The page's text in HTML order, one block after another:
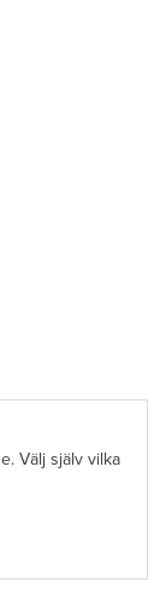
Välj själv vilka